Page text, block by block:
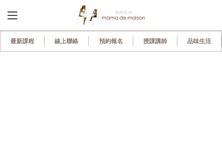
最新課程 線上聯絡 預約報名 授課講師 品味生活